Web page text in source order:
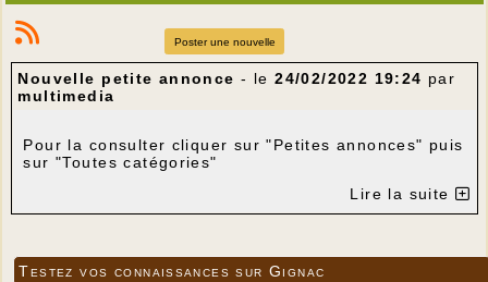
Poster une nouvelle
Nouvelle petite annonce - le24/02/2022 19:24 par
multimedia
Pour la consulter cliquer sur "Petites annonces" puis
sur "Toutes catégories"
Lire la suite
Testez vos connaissances sur Gignac